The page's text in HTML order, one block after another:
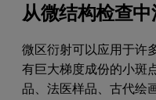
从微结构检查
微区衍射可以应用于许
有巨大梯度成份的小斑
品、法医样品、古代绘